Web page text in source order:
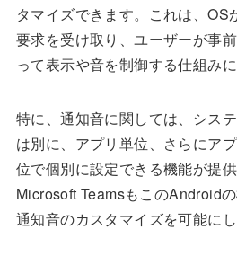
タマイズできます。これは、OS
要求を受け取り、ユーザーが事
って表示や音を制御する仕組み
特に、通知音に関しては、シス
は別に、アプリ単位、さらにア
位で個別に設定できる機能が提供
Microsoft TeamsもこのAndroidの
通知音のカスタマイズを可能にし